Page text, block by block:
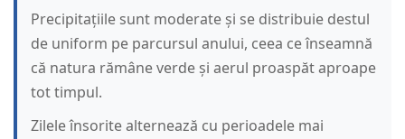
Precipitațiile sunt moderate și se distribuie destul
de uniform pe parcursul anului, ceea ce înseamnă
că natura rămâne verde și aerul proaspăt aproape
tot timpul.
Zilele însorite alternează cu perioadele mai